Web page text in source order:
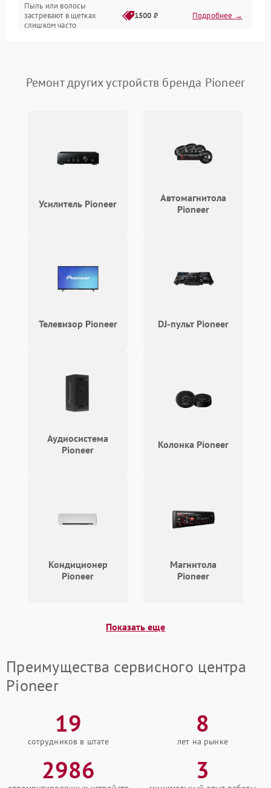
Программные сбои
Пыль или волосы
застревают в щетках
слишком часто
1500 ₽ Подробнее →
Ремонт других устройств бренда Pioneer
Усилитель Pioneer
Автомагнитола
Pioneer
Телевизор Pioneer DJ-пульт Pioneer
Аудиосистема
Pioneer
Колонка Pioneer
Кондиционер
Pioneer
Магнитола
Pioneer
Показать еще
Преимущества сервисного центра
Pioneer
19
сотрудников в штате
8
лет на рынке
2986 3